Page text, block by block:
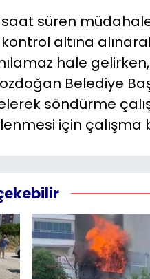
saat süren
altına
hale
Belediye
söndürme
için çalışma